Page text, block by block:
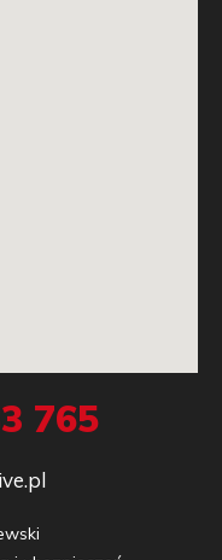
765